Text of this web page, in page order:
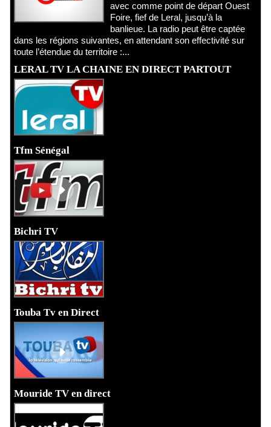
avec comme point de départ Ouest
Foire, fief de Leral, jusqu’à la
banlieue. La radio peut être captée
dans les régions suivantes, en attendant son effectivité sur
toute l’étendue du territoire :...
LERAL TV LA CHAINE EN DIRECT PARTOUT
Tfm Sénégal
Bichri TV
Touba Tv en Direct
Mouride TV en direct